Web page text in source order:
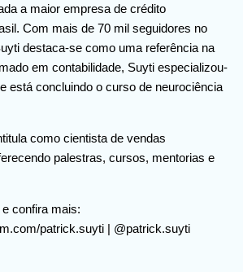
a maior empresa de crédito
Com mais de 70 mil seguidores no
destaca-se como uma referência na
em contabilidade, Suyti especializou-
está concluindo o curso de neurociência
como cientista de vendas
palestras, cursos, mentorias e
confira mais:
patrick.suyti | @patrick.suyti